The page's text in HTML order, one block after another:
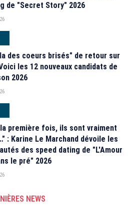
de "Secret Story" 2026
des coeurs brisés" de retour sur
les 12 nouveaux candidats de
2026
première fois, ils sont vraiment
: Karine Le Marchand dévoile les
des speed dating de "L'Amour
le pré" 2026
NEWS